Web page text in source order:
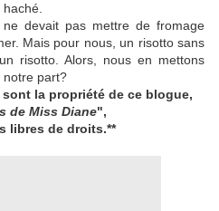
devait pas mettre de fromage
Mais pour nous, un risotto sans
risotto. Alors, nous en mettons
notre part?
la propriété de ce blogue,
de Miss Diane",
libres de droits.**